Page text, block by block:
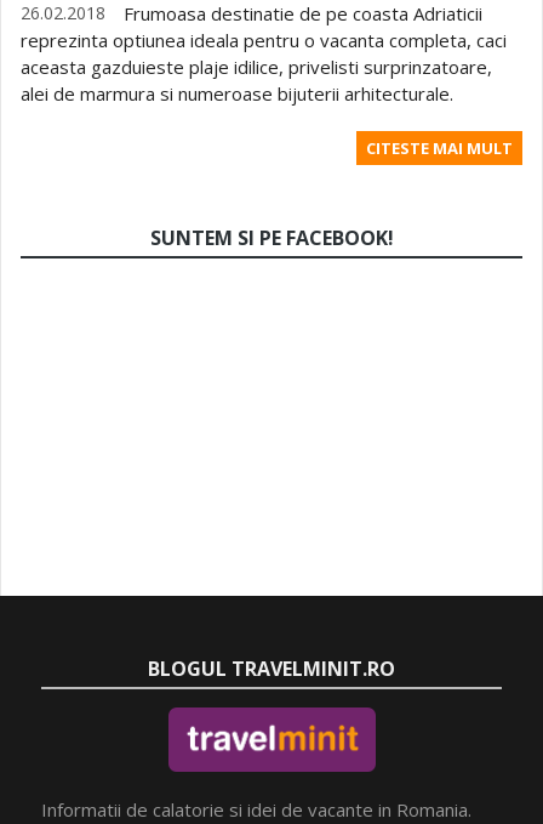
26.02.2018
Frumoasa destinatie de pe coasta Adriaticii
reprezinta optiunea ideala pentru o vacanta completa, caci
aceasta gazduieste plaje idilice, privelisti surprinzatoare,
alei de marmura si numeroase bijuterii arhitecturale.
CITESTE MAI MULT
SUNTEM SI PE FACEBOOK!
BLOGUL TRAVELMINIT.RO
Informatii de calatorie si idei de vacante in Romania.